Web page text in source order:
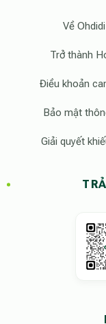
Về Ohdidi
Trở thành
Điều khoản
Bảo mật
Giải quyết